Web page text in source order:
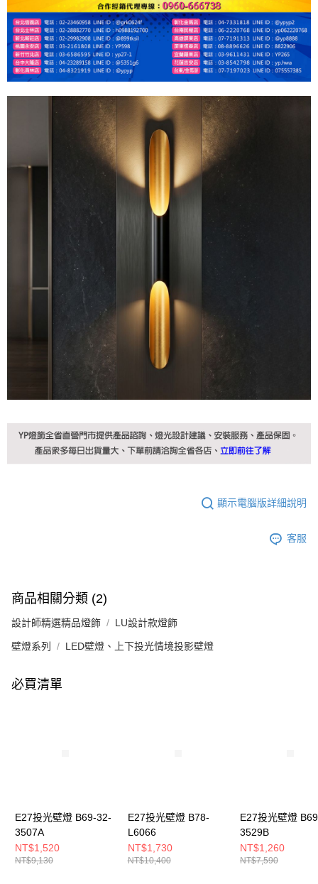
顯示電腦版詳細說明
客服
商品相關分類 (2)
設計師精選精品燈飾 LU設計款燈飾
壁燈系列 LED壁燈、上下投光情境投影壁燈
必買清單
E27投光壁燈 B69-32-
3507A
NT$1,520
NT$9,130
E27投光壁燈 B78-
L6066
NT$1,730
NT$10,400
E27投光壁燈
3529B
NT$1,260
NT$7,590